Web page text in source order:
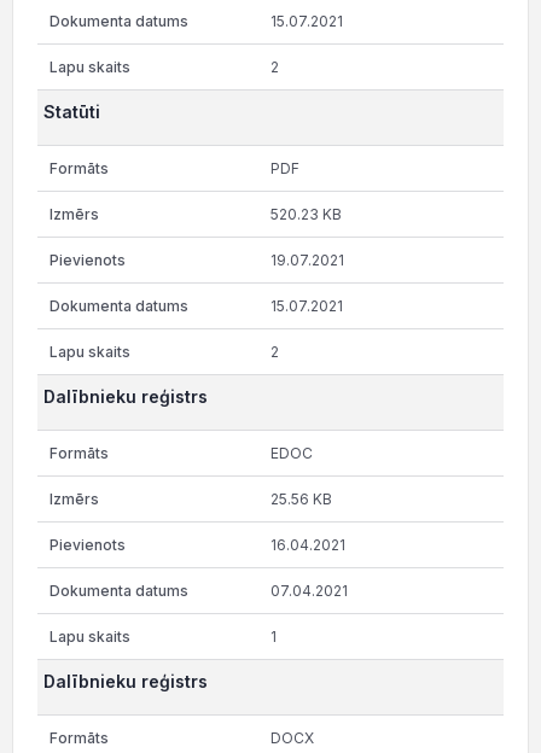
15.07.2021
2
Statūti
PDF
520.23 KB
19.07.2021
15.07.2021
2
Dalībnieku reģistrs
EDOC
25.56 KB
16.04.2021
07.04.2021
1
Dalībnieku reģistrs
DOCX